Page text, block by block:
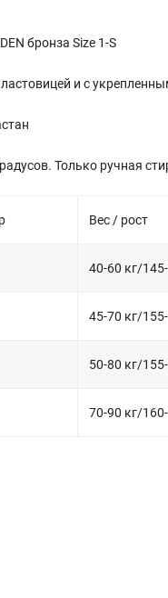
бронза Size 1-S
и с
Только ручная
Вес / рост
40-60 кг/
45-70 кг/
50-80 кг/
70-90 кг/